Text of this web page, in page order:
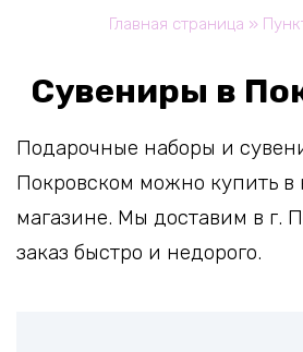
Главная страница »
Сувениры в
Подарочные наборы и
Покровском можно купить
магазине. Мы доставим в г.
заказ быстро и недорого.